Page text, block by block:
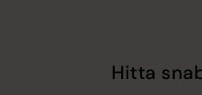
Hitta